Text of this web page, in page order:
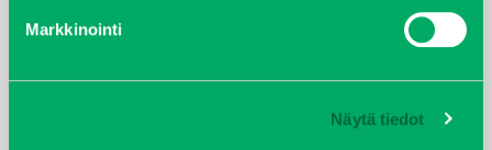
Markkinointi
Näytä tiedot